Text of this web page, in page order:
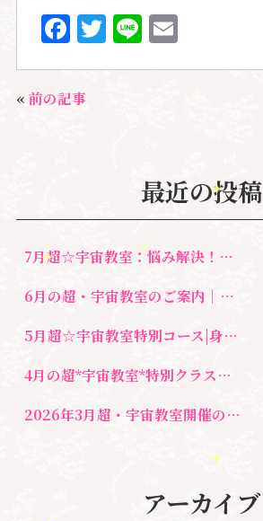
F
a
c
e
k
T
w
Li
n
E
m
« 前の記事
最近の投稿
7月超☆宇宙教室：悩み解決！新しい自分に出会う心が軽くなるレッスン
6月の超・宇宙教室のご案内｜自分軸・宇宙軸・◯◯軸とは？
5月超☆宇宙教室特別コース|身魂の周波数をあげるセルフワーク
4月の超*宇宙教室*特別クラスのご案内・（ハイヤーセルフマザーのための）
2026年3月超・宇宙教室開催のお知らせ｜湘南心の森セラピールーム
アーカイブ